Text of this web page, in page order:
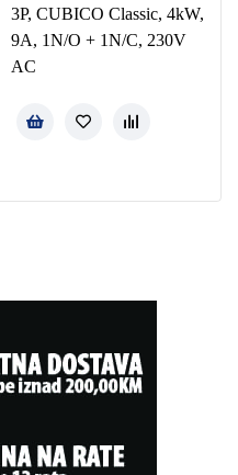
3P, CUBICO Classic, 4kW,
9A, 1N/O + 1N/C, 230V
AC